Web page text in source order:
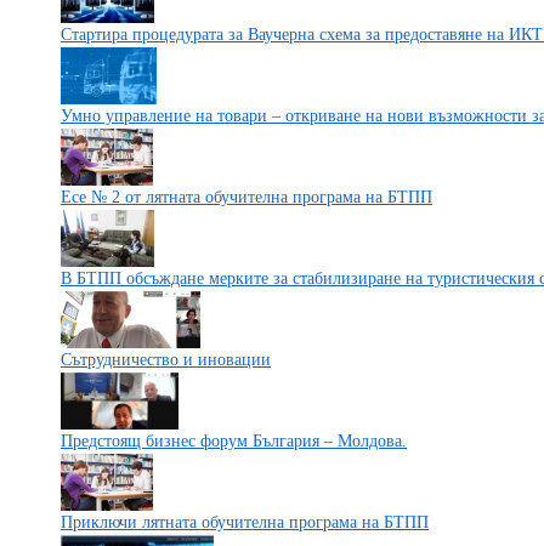
Стартира процедурата за Ваучерна схема за предоставяне на
Умно управление на товари – откриване на нови възможности
Есе № 2 от лятната обучителна програма на БТПП
В БТПП обсъждане мерките за стабилизиране на туристическия
Сътрудничество и иновации
Предстоящ бизнес форум България – Молдова.
Приключи лятната обучителна програма на БТПП